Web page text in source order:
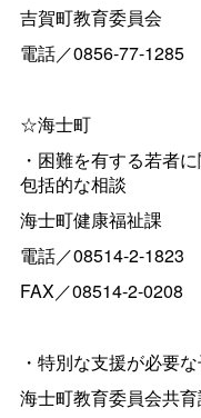
吉賀町教育委員会
電話／0856-77-1285
☆海士町
・困難を有する若者
包括的な相談
海士町健康福祉課
電話／08514-2-1823
FAX／08514-2-0208
・特別な支援が必要
海士町教育委員会共